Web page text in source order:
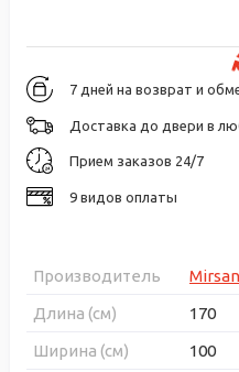
7 дней на возврат и
Доставка до двери в
Прием заказов 24/7
9 видов оплаты
Производитель
Длина (см)
170
Ширина (см)
100